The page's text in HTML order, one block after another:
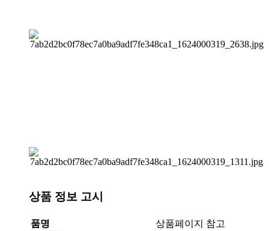
상품 정보 고시
품명
상품페이지 참고